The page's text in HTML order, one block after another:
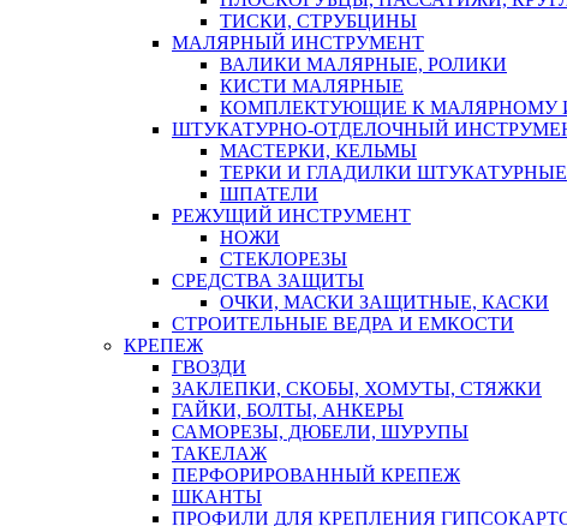
ТИСКИ, СТРУБЦИНЫ
МАЛЯРНЫЙ ИНСТРУМЕНТ
ВАЛИКИ МАЛЯРНЫЕ, РОЛИКИ
КИСТИ МАЛЯРНЫЕ
КОМПЛЕКТУЮЩИЕ К МАЛЯРНОМУ
ШТУКАТУРНО-ОТДЕЛОЧНЫЙ
МАСТЕРКИ, КЕЛЬМЫ
ТЕРКИ И ГЛАДИЛКИ ШТУКАТУРНЫЕ
ШПАТЕЛИ
РЕЖУЩИЙ ИНСТРУМЕНТ
НОЖИ
СТЕКЛОРЕЗЫ
СРЕДСТВА ЗАЩИТЫ
ОЧКИ, МАСКИ ЗАЩИТНЫЕ, КАСКИ
СТРОИТЕЛЬНЫЕ ВЕДРА И ЕМКОСТИ
КРЕПЕЖ
ГВОЗДИ
ЗАКЛЕПКИ, СКОБЫ, ХОМУТЫ, СТЯЖКИ
ГАЙКИ, БОЛТЫ, АНКЕРЫ
САМОРЕЗЫ, ДЮБЕЛИ, ШУРУПЫ
ТАКЕЛАЖ
ПЕРФОРИРОВАННЫЙ КРЕПЕЖ
ШКАНТЫ
ПРОФИЛИ ДЛЯ КРЕПЛЕНИЯ